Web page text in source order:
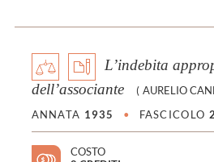
L’indebita
dell’associante
( AURELIO
ANNATA 1935 • FASCICOLO 2
COSTO